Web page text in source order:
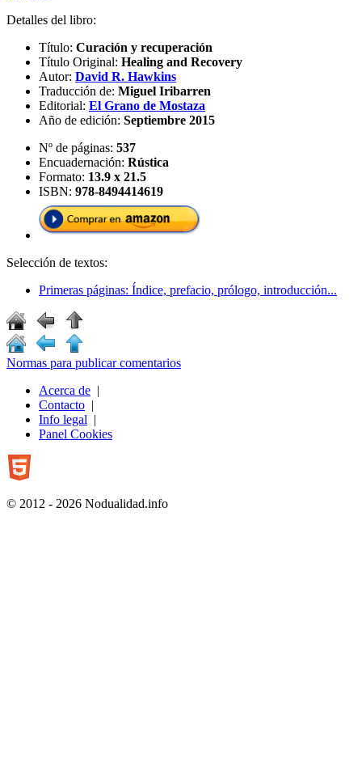
Detalles del libro:
Título: Curación y recuperación
Título Original: Healing and Recovery
Autor: David R. Hawkins
Traducción de: Miguel Iribarren
Editorial: El Grano de Mostaza
Año de edición: Septiembre 2015
Nº de páginas: 537
Encuadernación: Rústica
Formato: 13.9 x 21.5
ISBN: 978-8494414619
Selección de textos:
Primeras páginas: Índice, prefacio, prólogo, introducción...
Normas para publicar comentarios
Acerca de |
Contacto |
Info legal |
Panel Cookies
© 2012 - 2026 Nodualidad.info